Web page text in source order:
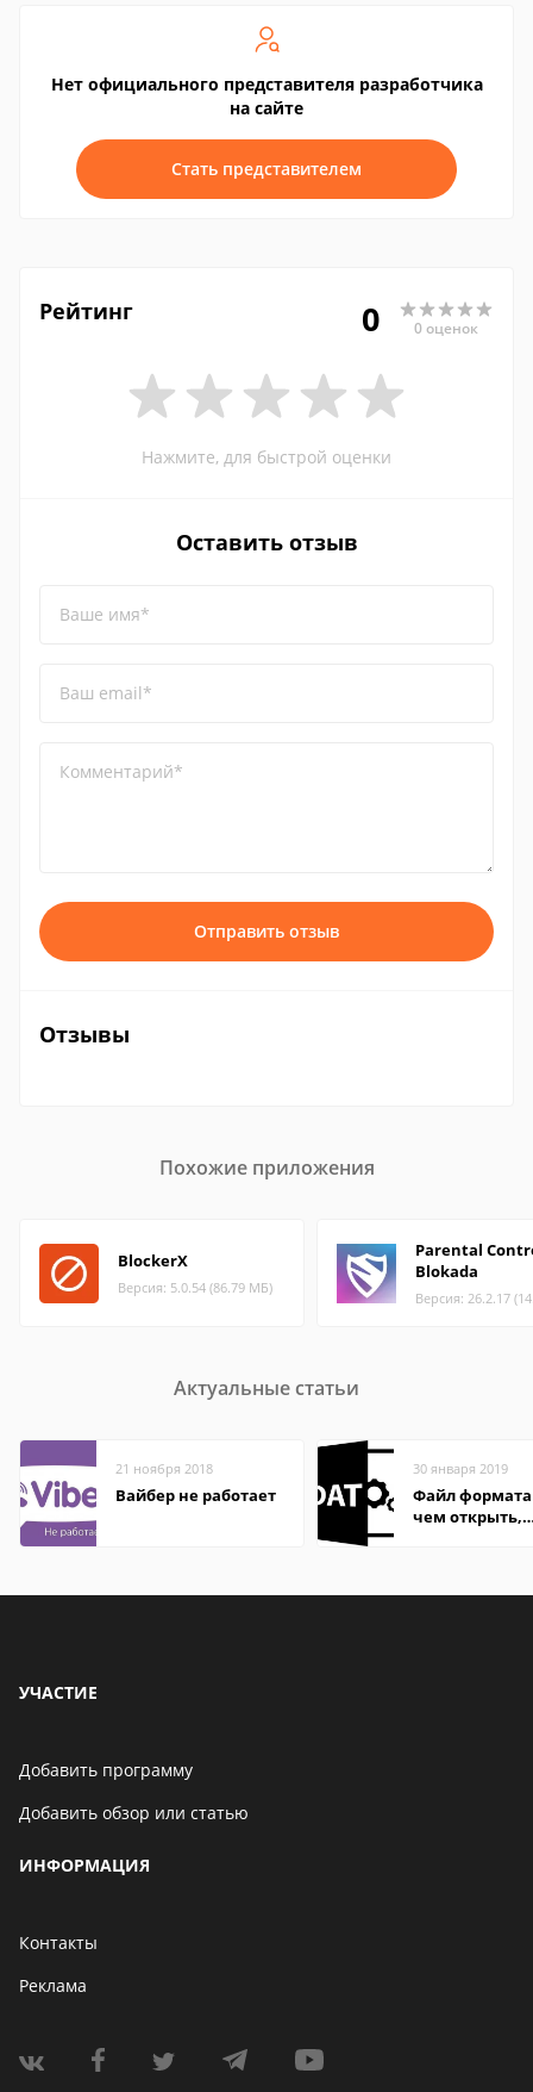
Нет официального представителя разработчика
на сайте
Стать представителем
Рейтинг 0 0 оценок
Нажмите, для быстрой оценки
Оставить отзыв
Ваше имя*
Ваш email*
Комментарий*
Отправить отзыв
Отзывы
Похожие приложения
BlockerX
Версия: 5.0.54 (86.79 МБ)
Parental
Blokada
Версия: 26.2.17
Актуальные статьи
21 ноября 2018
Вайбер не работает
30 января 2019
Файл формата
чем открыть,
УЧАСТИЕ
Добавить программу
Добавить обзор или статью
ИНФОРМАЦИЯ
Контакты
Реклама